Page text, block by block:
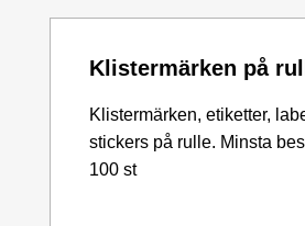
Klistermärken på
Klistermärken, etiketter,
stickers på rulle. Minsta
100 st